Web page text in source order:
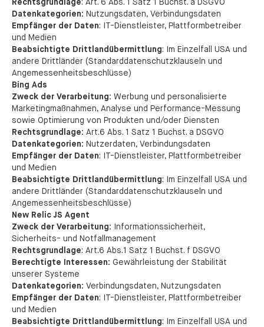
Rechtsgrundlage: Art. 6 Abs. 1 Satz 1 Buchst. a DSGVO
Datenkategorien: Nutzungsdaten, Verbindungsdaten
Empfänger der Daten: IT-Dienstleister, Plattformbetreiber
und Medien
Beabsichtigte Drittlandübermittlung: Im Einzelfall USA und
andere Drittländer (Standarddatenschutzklauseln und
Angemessenheitsbeschlüsse)
Bing Ads
Zweck der Verarbeitung: Werbung und personalisierte
Marketingmaßnahmen, Analyse und Performance-Messung
sowie Optimierung von Produkten und/oder Diensten
Rechtsgrundlage: Art.6 Abs. 1 Satz 1 Buchst. a DSGVO
Datenkategorien: Nutzerdaten, Verbindungsdaten
Empfänger der Daten: IT-Dienstleister, Plattformbetreiber
und Medien
Beabsichtigte Drittlandübermittlung: Im Einzelfall USA und
andere Drittländer (Standarddatenschutzklauseln und
Angemessenheitsbeschlüsse)
New Relic JS Agent
Zweck der Verarbeitung: Informationssicherheit,
Sicherheits- und Notfallmanagement
Rechtsgrundlage: Art.6 Abs.1 Satz 1 Buchst. f DSGVO
Berechtigte Interessen: Gewährleistung der Stabilität
unserer Systeme
Datenkategorien: Verbindungsdaten, Nutzungsdaten
Empfänger der Daten: IT-Dienstleister, Plattformbetreiber
und Medien
Beabsichtigte Drittlandübermittlung: Im Einzelfall USA und